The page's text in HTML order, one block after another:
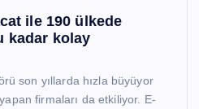
ile 190 ülkede
kadar kolay
son yıllarda hızla büyüyor
firmaları da etkiliyor. E-